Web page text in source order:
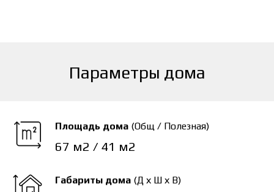
Параметры дома
Площадь дома (Общ / Полезная)
67 м2 / 41 м2
Габариты дома (Д х Ш х В)